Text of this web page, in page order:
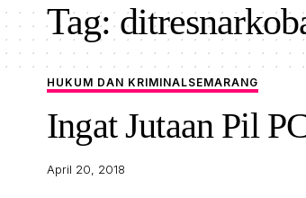
Tag:
HUKUM DAN KRIMINALSEMARANG
Ingat Jutaan Pil
April 20, 2018